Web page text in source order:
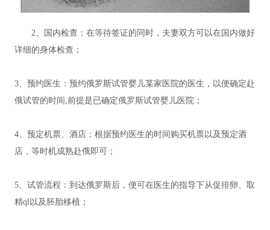
2、国内检查：在等待签证的同时，夫妻双方可以在国内做好
详细的身体检查；
3、预约医生：预约俄罗斯试管婴儿某家医院的医生，以便确定赴
俄试管的时间,前提是已确定俄罗斯试管婴儿医院；
4、预定机票、酒店：根据预约医生的时间购买机票以及预定酒
店，等时机成熟赴俄即可；
5、试管流程：到达俄罗斯后，便可在医生的指导下从促排卵、取
精ql以及胚胎移植；